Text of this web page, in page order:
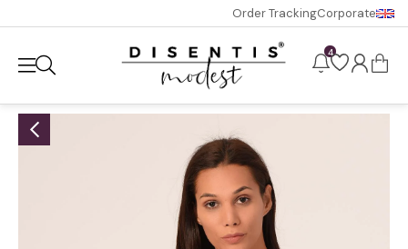
Order TrackingCorporate
4